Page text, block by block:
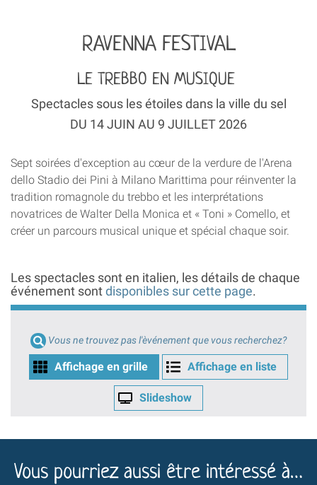
RAVENNA FESTIVAL
LE TREBBO EN MUSIQUE
Spectacles sous les étoiles dans la ville du sel
DU 14 JUIN AU 9 JUILLET 2026
Sept soirées d'exception au cœur de la verdure de l'Arena
dello Stadio dei Pini à Milano Marittima pour réinventer la
tradition romagnole du trebbo et les interprétations
novatrices de Walter Della Monica et « Toni » Comello, et
créer un parcours musical unique et spécial chaque soir.
Les spectacles sont en italien, les détails de chaque
événement sontdisponibles sur cette page.
Vous ne trouvez pas l'èvénement que vous recherchez?
Affichage en grille Affichage en liste
Slideshow
Vous pourriez aussi être intéressé à…